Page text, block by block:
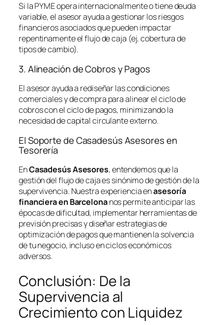
Si la PYME opera internacionalmente o tiene deuda
variable, el asesor ayuda a gestionar los riesgos
financieros asociados que pueden impactar
repentinamente el flujo de caja (ej. cobertura de
tipos de cambio).
3. Alineación de Cobros y Pagos
El asesor ayuda a rediseñar las condiciones
comerciales y de compra para alinear el ciclo de
cobros con el ciclo de pagos, minimizando la
necesidad de capital circulante externo.
El Soporte de Casadesús Asesores en
Tesorería
EnCasadesús Asesores, entendemos que la
gestión del flujo de caja es sinónimo de gestión de la
supervivencia. Nuestra experiencia enasesoría
financiera en Barcelonanos permite anticipar las
épocas de dificultad, implementar herramientas de
previsión precisas y diseñar estrategias de
optimización de pagos que mantienen la solvencia
de tu negocio, incluso en ciclos económicos
adversos.
Conclusión: De la
Supervivencia al
Crecimiento con Liquidez